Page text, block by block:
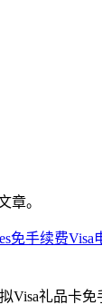
章。
免手续费
拟Visa礼品卡